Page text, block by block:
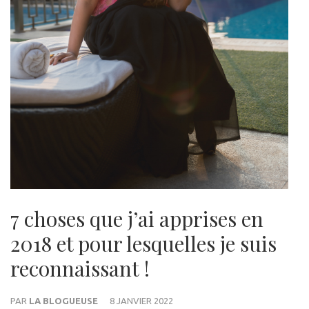
7 choses que j’ai apprises en
2018 et pour lesquelles je suis
reconnaissant !
PAR LA BLOGUEUSE
8 JANVIER 2022